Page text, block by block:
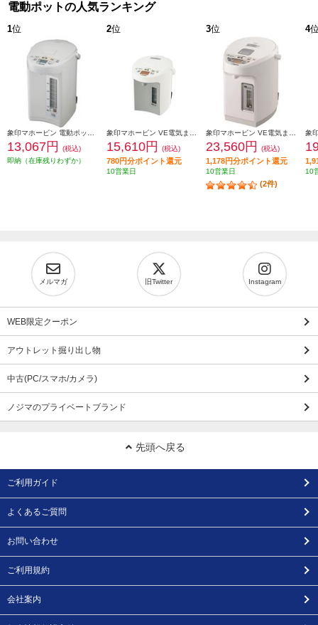
電動ポットの人気ランキング
1位
13,067円
(税込)
即納（在庫残りわずか）
2位
15,610円 (税込)
780円分ポイント還元
10営業日
3位
23,560円 (税込)
1,178円分ポイント還元
10営業日
(2件)
4
10
メルマガ 旧Twitter Instagram
WEB限定クーポン
アウトレット掘り出し物
中古(PC/スマホ/カメラ)
ノジマのプライベートブランド
先頭へ戻る
ご利用ガイド
よくあるご質問
お問い合わせ
ご利用規約
会社案内